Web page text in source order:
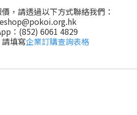
，請透過以下方式聯絡我們：
eshop@pokoi.org.hk
：(852) 6061 4829
填寫企業訂購查詢表格